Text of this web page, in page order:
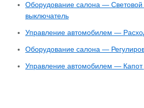
Оборудование салона — Световой
выключатель
Управление автомобилем —
Оборудование салона —
Управление автомобилем — Капот